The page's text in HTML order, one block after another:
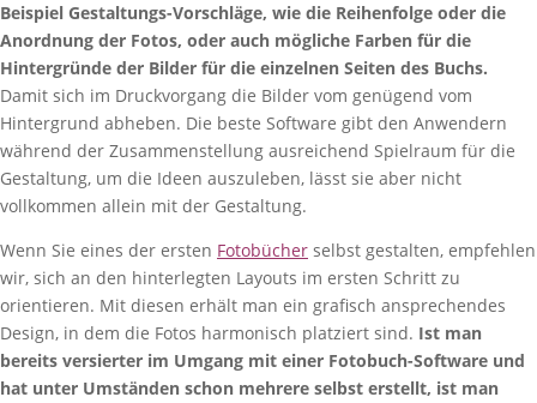
Beispiel Gestaltungs-Vorschläge, wie die Reihenfolge oder die
Anordnung der Fotos, oder auch mögliche Farben für die
Hintergründe der Bilder für die einzelnen Seiten des Buchs.
Damit sich im Druckvorgang die Bilder vom genügend vom
Hintergrund abheben. Die beste Software gibt den Anwendern
während der Zusammenstellung ausreichend Spielraum für die
Gestaltung, um die Ideen auszuleben, lässt sie aber nicht
vollkommen allein mit der Gestaltung.
Wenn Sie eines der ersten Fotobücher selbst gestalten, empfehlen
wir, sich an den hinterlegten Layouts im ersten Schritt zu
orientieren. Mit diesen erhält man ein grafisch ansprechendes
Design, in dem die Fotos harmonisch platziert sind. Ist man
bereits versierter im Umgang mit einer Fotobuch-Software und
hat unter Umständen schon mehrere selbst erstellt, ist man